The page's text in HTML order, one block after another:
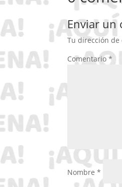
Enviar un
Tu dirección
Comentario*
Nombre*